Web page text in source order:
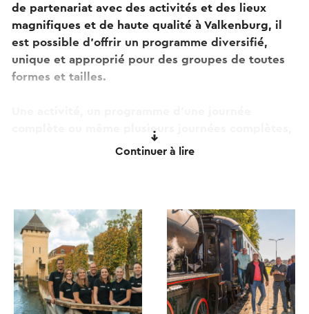
de partenariat avec des activités et des lieux
magnifiques et de haute qualité à Valkenburg, il
est possible d'offrir un programme diversifié,
unique et approprié pour des groupes de toutes
formes et tailles.
complète ou même plusieurs journées complètes,
We are Valkenburg est prêt pour vous !
Continuer à lire